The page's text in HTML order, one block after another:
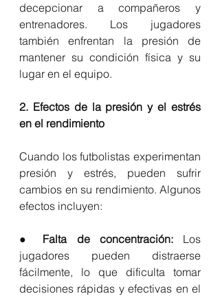
decepcionar a compañeros y
entrenadores. Los jugadores
también enfrentan la presión de
mantener su condición física y su
lugar en el equipo.
2. Efectos de la presión y el estrés
en el rendimiento
Cuando los futbolistas experimentan
presión y estrés, pueden sufrir
cambios en su rendimiento. Algunos
efectos incluyen:
● Falta de concentración: Los
jugadores pueden distraerse
fácilmente, lo que dificulta tomar
decisiones rápidas y efectivas en el